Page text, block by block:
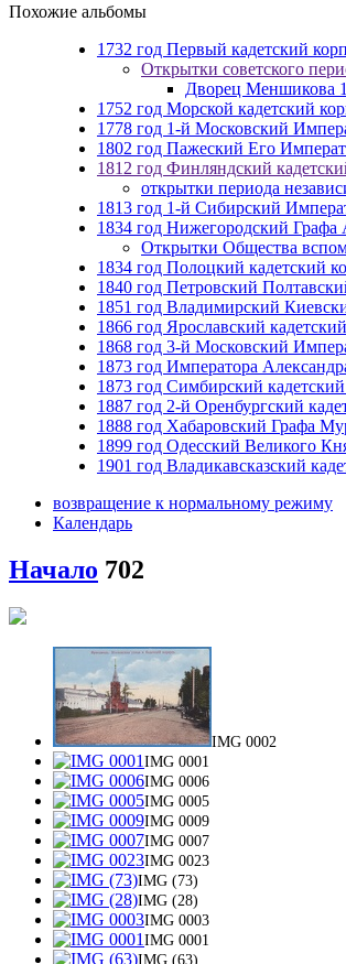
Похожие альбомы
1732 год Первый кадетский
Открытки советского
Дворец Меншикова
1752 год Морской кадетский
1778 год 1-й Московский
1802 год Пажеский Его
1812 год Финляндский
открытки периода
1813 год 1-й Сибирский
1834 год Нижегородский Графа
Открытки Общества
1834 год Полоцкий кадетский
1840 год Петровский
1851 год Владимирский
1866 год Ярославский
1868 год 3-й Московский
1873 год Императора
1873 год Симбирский
1887 год 2-й Оренбургский
1888 год Хабаровский Графа
1899 год Одесский Великого
1901 год Владикавсказский
возвращение к нормальному режиму
Календарь
Начало 702
IMG 0002
IMG 0001
IMG 0006
IMG 0005
IMG 0009
IMG 0007
IMG 0023
IMG (73)
IMG (28)
IMG 0003
IMG 0001
IMG (63)